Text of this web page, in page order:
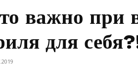
важно при
для